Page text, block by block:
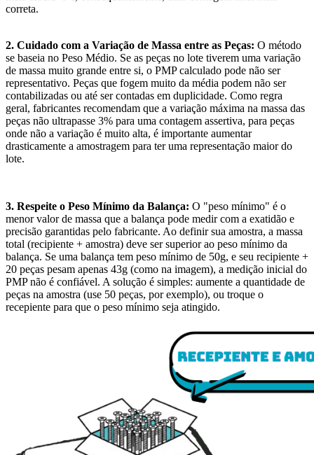
correta.
2. Cuidado com a Variação de Massa entre as Peças: O método
se baseia no Peso Médio. Se as peças no lote tiverem uma variação
de massa muito grande entre si, o PMP calculado pode não ser
representativo. Peças que fogem muito da média podem não ser
contabilizadas ou até ser contadas em duplicidade. Como regra
geral, fabricantes recomendam que a variação máxima na massa das
peças não ultrapasse 3% para uma contagem assertiva, para peças
onde não a variação é muito alta, é importante aumentar
drasticamente a amostragem para ter uma representação maior do
lote.
3. Respeite o Peso Mínimo da Balança: O "peso mínimo" é o
menor valor de massa que a balança pode medir com a exatidão e
precisão garantidas pelo fabricante. Ao definir sua amostra, a massa
total (recipiente + amostra) deve ser superior ao peso mínimo da
balança. Se uma balança tem peso mínimo de 50g, e seu recipiente +
20 peças pesam apenas 43g (como na imagem), a medição inicial do
PMP não é confiável. A solução é simples: aumente a quantidade de
peças na amostra (use 50 peças, por exemplo), ou troque o
recepiente para que o peso mínimo seja atingido.